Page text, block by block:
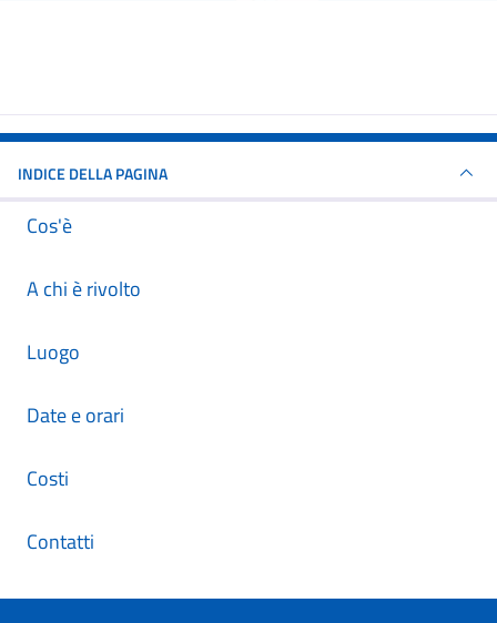
INDICE DELLA PAGINA
Cos'è
A chi è rivolto
Luogo
Date e orari
Costi
Contatti